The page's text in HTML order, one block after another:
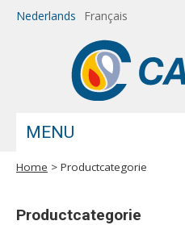
Overslaan en naar de inhoud gaan
Nederlands Français
MENU
U bent hier
Home > Productcategorie
Productcategorie